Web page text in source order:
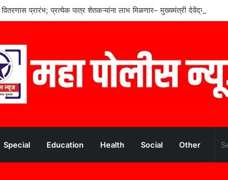
प्रारंभ; प्रत्येक पात्र शेतकऱ्यांना लाभ मिळणार– मुख्यमंत्री देवेंद्र फडणवीस
Special Education Health Social Other